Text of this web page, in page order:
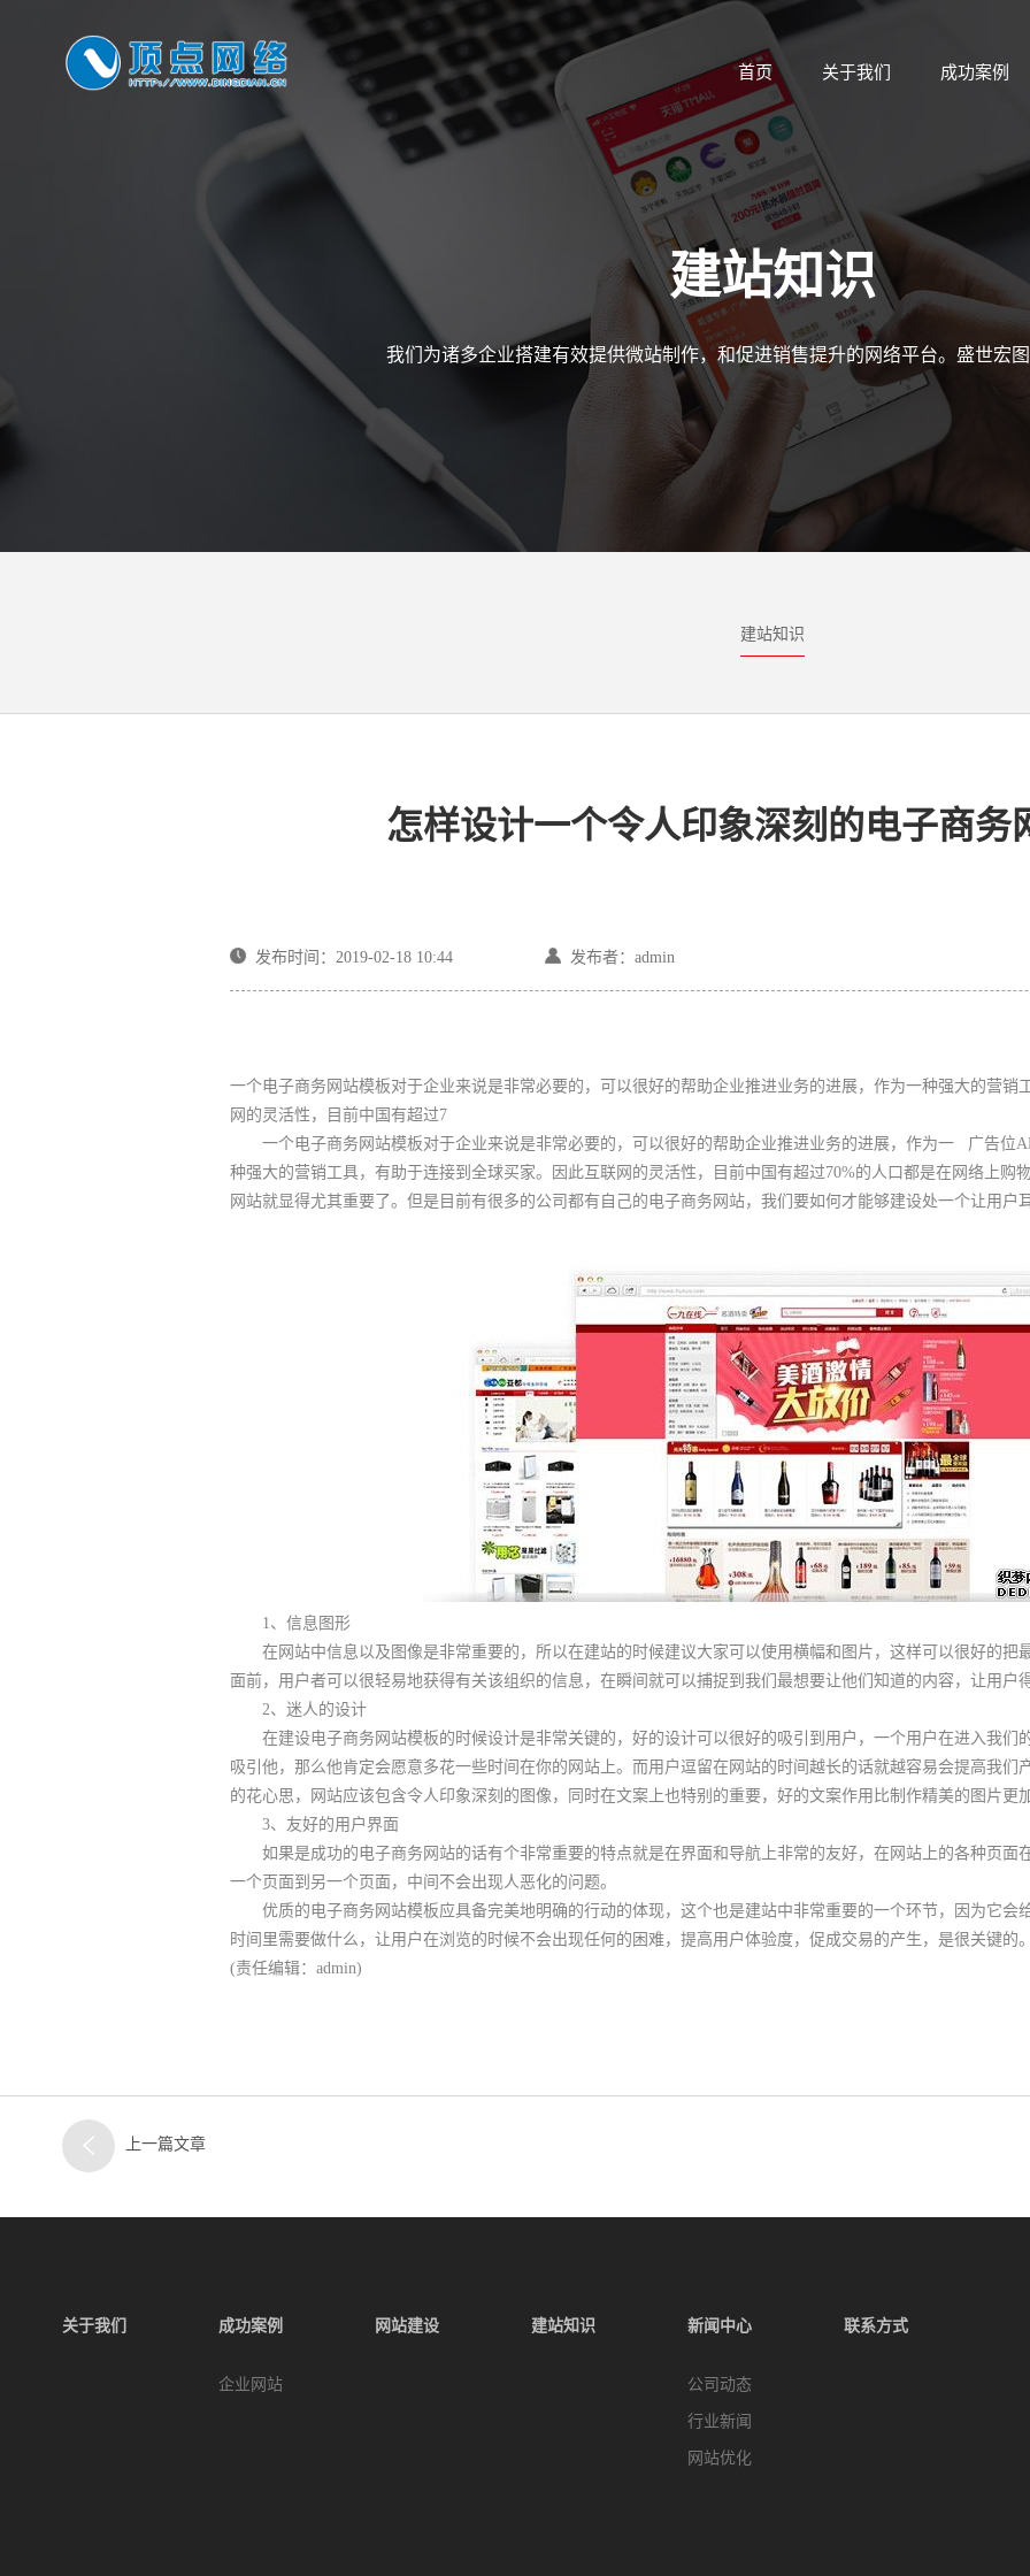
首页 关于我们 成功案例
建站知识
我们为诸多企业搭建有效提供微站制作，和促进销售提升的网络平台。盛世宏
建站知识
怎样设计一个令人印象深刻的电子商务
发布时间：2019-02-18 10:44 发布者：admin
一个电子商务网站模板对于企业来说是非常必要的，可以很好的帮助企业推进业务的进展，作为一种强大的营销
网的灵活性，目前中国有超过7
广告位
一个电子商务网站模板对于企业来说是非常必要的，可以很好的帮助企业推进业务的进展，作为一
种强大的营销工具，有助于连接到全球买家。因此互联网的灵活性，目前中国有超过70%的人口都是在网络上购
网站就显得尤其重要了。但是目前有很多的公司都有自己的电子商务网站，我们要如何才能够建设处一个让用户
1、信息图形
在网站中信息以及图像是非常重要的，所以在建站的时候建议大家可以使用横幅和图片，这样可以很好的把
面前，用户者可以很轻易地获得有关该组织的信息，在瞬间就可以捕捉到我们最想要让他们知道的内容，让用户
2、迷人的设计
在建设电子商务网站模板的时候设计是非常关键的，好的设计可以很好的吸引到用户，一个用户在进入我们
吸引他，那么他肯定会愿意多花一些时间在你的网站上。而用户逗留在网站的时间越长的话就越容易会提高我们
的花心思，网站应该包含令人印象深刻的图像，同时在文案上也特别的重要，好的文案作用比制作精美的图片更
3、友好的用户界面
如果是成功的电子商务网站的话有个非常重要的特点就是在界面和导航上非常的友好，在网站上的各种页面
一个页面到另一个页面，中间不会出现人恶化的问题。
优质的电子商务网站模板应具备完美地明确的行动的体现，这个也是建站中非常重要的一个环节，因为它会
时间里需要做什么，让用户在浏览的时候不会出现任何的困难，提高用户体验度，促成交易的产生，是很关键的
(责任编辑：admin)
上一篇文章
关于我们 成功案例
企业网站
网站建设 建站知识 新闻中心
公司动态
行业新闻
网站优化
联系方式